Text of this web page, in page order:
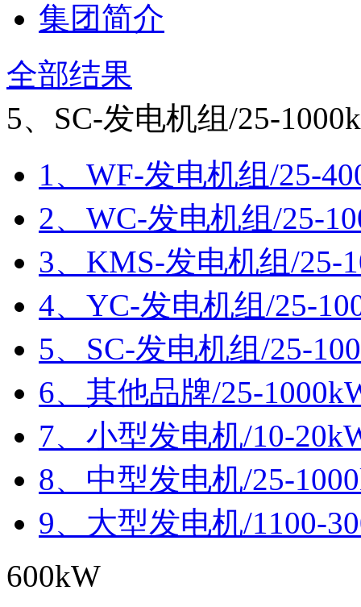
集团简介
全部结果
5、SC-发电机组/25-
1、WF-发电机组/25-
2、WC-发电机组/25-
3、KMS-发电机组/25-
4、YC-发电机组/25-
5、SC-发电机组/25-
6、其他品牌/25-
7、小型发电机/10-
8、中型发电机/25-
9、大型发电机/1100-
600kW